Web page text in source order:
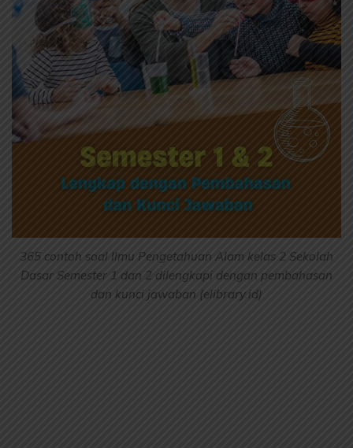
365 contoh soal Ilmu Pengetahuan Alam kelas 2 Sekolah
Dasar Semester 1 dan 2 dilengkapi dengan pembahasan
dan kunci jawaban (elibrary.id)